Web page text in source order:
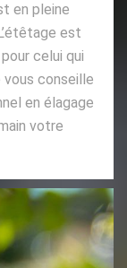
en pleine
est
celui qui
vous conseille
en élagage
votre